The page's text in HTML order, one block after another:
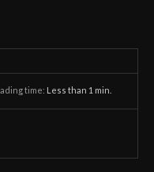
time: Less than 1 min.